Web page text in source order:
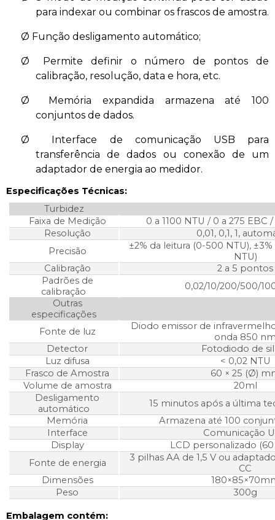
para indexar ou combinar os frascos de amostra.
Ø Função desligamento automático;
Ø
Permite definir o número de pontos de
calibração, resolução, data e hora, etc.
Ø
Memória expandida armazena até 100
conjuntos de dados.
Ø
Interface de comunicação USB para
transferência de dados ou conexão de um
adaptador de energia ao medidor.
Especificações Técnicas:
Turbidez
Faixa de Medição
0 a 1100 NTU / 0 a 275 EBC
Resolução
0,01, 0,1, 1,
Precisão
±2% da leitura (0-500 NTU),
NTU)
Calibração
2 a 5 pontos
Padrões de
calibração
0,02/10/200/500/
Outras
especificações
Fonte de luz
Diodo emissor de
onda 850
Detector
Fotodiodo de
Luz difusa
< 0,02 NTU
Frasco de Amostra
60 × 25 (Ø)
Volume de amostra
20ml
Desligamento
automático
15 minutos após a última
Memória
Armazena até 100
Interface
Comunicação
Display
LCD personalizado
Fonte de energia
3 pilhas AA de 1,5 V ou
CC
Dimensões
Peso
300g
Embalagem contém: